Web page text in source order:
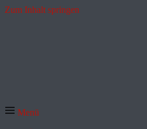
Zum Inhalt springen
Menü